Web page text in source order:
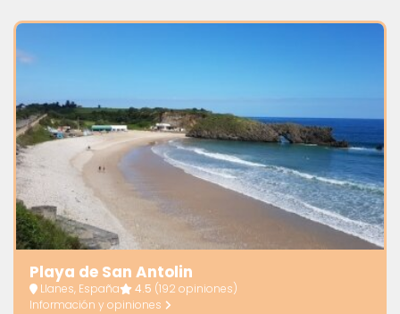
Playa de San Antolin
Llanes, España 4.5 (192 opiniones)
Información y opiniones